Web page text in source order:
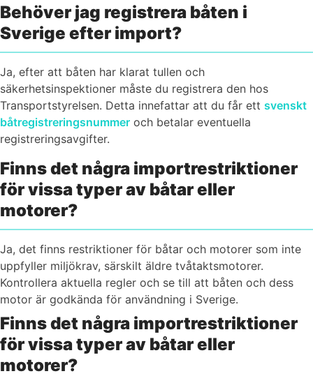
Behöver jag registrera båten i
Sverige efter import?
Ja, efter att båten har klarat tullen och
säkerhetsinspektioner måste du registrera den hos
Transportstyrelsen. Detta innefattar att du får ett svenskt
båtregistreringsnummer och betalar eventuella
registreringsavgifter.
Finns det några importrestriktioner
för vissa typer av båtar eller
motorer?
Ja, det finns restriktioner för båtar och motorer som inte
uppfyller miljökrav, särskilt äldre tvåtaktsmotorer.
Kontrollera aktuella regler och se till att båten och dess
motor är godkända för användning i Sverige.
Finns det några importrestriktioner
för vissa typer av båtar eller
motorer?